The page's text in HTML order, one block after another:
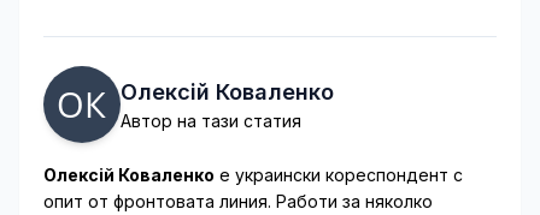
Олексій Коваленко
Автор на тази статия
Олексій Коваленко е украински кореспондент с
опит от фронтовата линия. Работи за няколко